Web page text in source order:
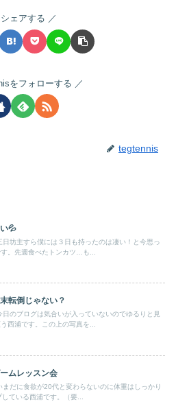
シェアする
をフォローする
tegtennis
💦
日坊主すら僕には３日も持ったのは凄い！と今思っ
。先週食べたトンカツ…も...
転倒じゃない？
日のブログは気合いが入っていないのでゆるりと見
西浦です。この上の写真を...
ムレッスン会
まだに食欲が20代と変わらないのに体重はしっかり
ている西浦です。（要...